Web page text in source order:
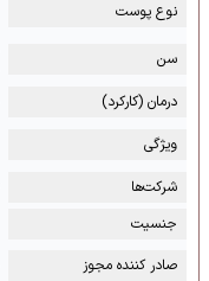
نوع پوست
سن
درمان (کارکرد)
ویژگی
شرکت‌ها
جنسیت
صادر کننده مجوز